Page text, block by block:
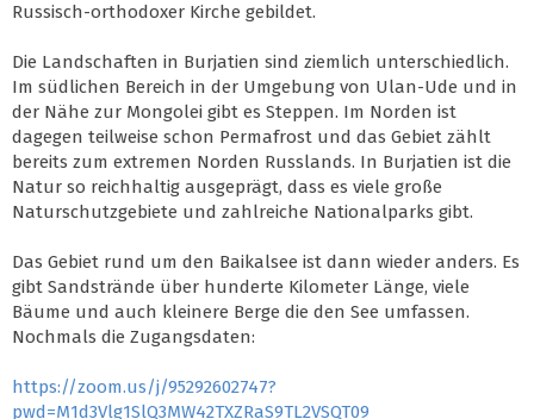
Russisch-orthodoxer Kirche gebildet.
Die Landschaften in Burjatien sind ziemlich unterschiedlich.
Im südlichen Bereich in der Umgebung von Ulan-Ude und in
der Nähe zur Mongolei gibt es Steppen. Im Norden ist
dagegen teilweise schon Permafrost und das Gebiet zählt
bereits zum extremen Norden Russlands. In Burjatien ist die
Natur so reichhaltig ausgeprägt, dass es viele große
Naturschutzgebiete und zahlreiche Nationalparks gibt.
Das Gebiet rund um den Baikalsee ist dann wieder anders. Es
gibt Sandstrände über hunderte Kilometer Länge, viele
Bäume und auch kleinere Berge die den See umfassen.
Nochmals die Zugangsdaten:
https://zoom.us/j/95292602747?
pwd=M1d3Vlg1SlQ3MW42TXZRaS9TL2VSQT09